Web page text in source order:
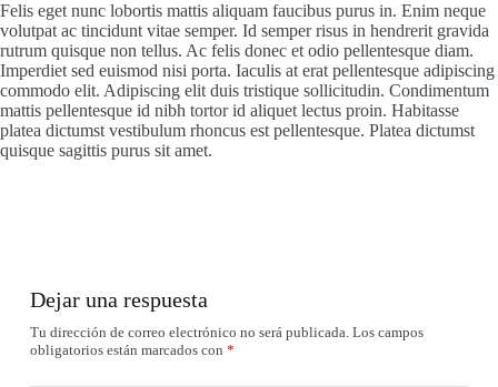
Felis eget nunc lobortis mattis aliquam faucibus purus in. Enim neque
volutpat ac tincidunt vitae semper. Id semper risus in hendrerit gravida
rutrum quisque non tellus. Ac felis donec et odio pellentesque diam.
Imperdiet sed euismod nisi porta. Iaculis at erat pellentesque adipiscing
commodo elit. Adipiscing elit duis tristique sollicitudin. Condimentum
mattis pellentesque id nibh tortor id aliquet lectus proin. Habitasse
platea dictumst vestibulum rhoncus est pellentesque. Platea dictumst
quisque sagittis purus sit amet.
Dejar una respuesta
Tu dirección de correo electrónico no será publicada. Los campos
obligatorios están marcados con *